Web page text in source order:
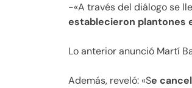
-«A través del diálogo se
establecieron plantones
Lo anterior anunció Martí
Además, reveló: «Se